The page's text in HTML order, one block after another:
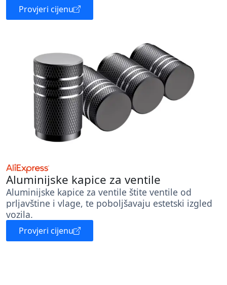
Provjeri cijenu
Aluminijske kapice za ventile
Aluminijske kapice za ventile štite ventile od
prljavštine i vlage, te poboljšavaju estetski izgled
vozila.
Provjeri cijenu